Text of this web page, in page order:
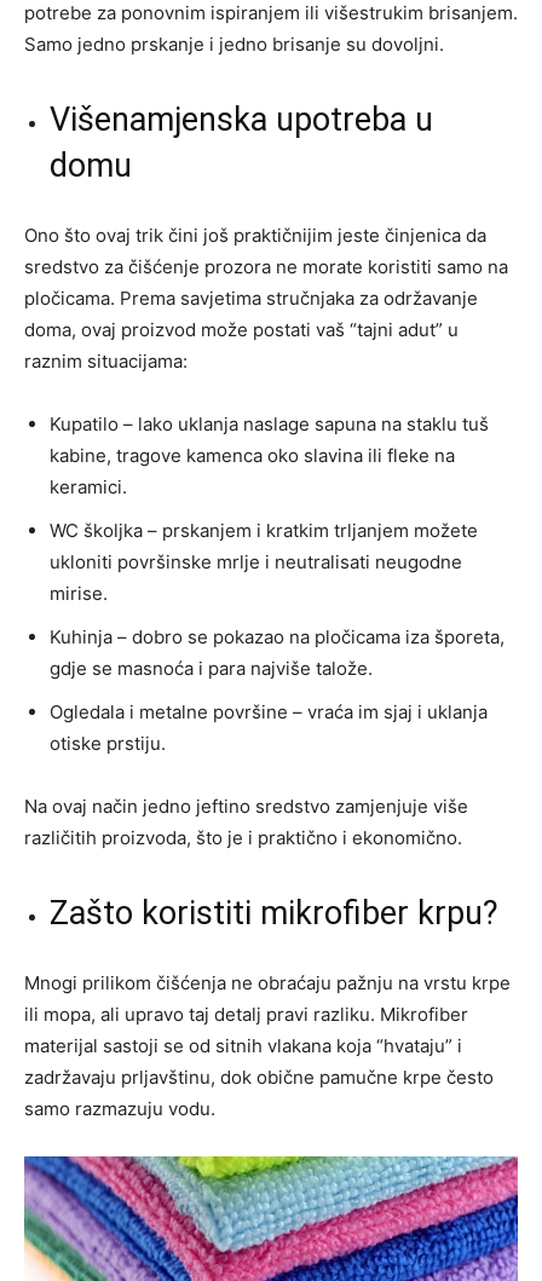
potrebe za ponovnim ispiranjem ili višestrukim brisanjem.
Samo jedno prskanje i jedno brisanje su dovoljni.
Višenamjenska upotreba u
domu
Ono što ovaj trik čini još praktičnijim jeste činjenica da
sredstvo za čišćenje prozora ne morate koristiti samo na
pločicama. Prema savjetima stručnjaka za održavanje
doma, ovaj proizvod može postati vaš “tajni adut” u
raznim situacijama:
Kupatilo – lako uklanja naslage sapuna na staklu tuš
kabine, tragove kamenca oko slavina ili fleke na
keramici.
WC školjka – prskanjem i kratkim trljanjem možete
ukloniti površinske mrlje i neutralisati neugodne
mirise.
Kuhinja – dobro se pokazao na pločicama iza šporeta,
gdje se masnoća i para najviše talože.
Ogledala i metalne površine – vraća im sjaj i uklanja
otiske prstiju.
Na ovaj način jedno jeftino sredstvo zamjenjuje više
različitih proizvoda, što je i praktično i ekonomično.
Zašto koristiti mikrofiber krpu?
Mnogi prilikom čišćenja ne obraćaju pažnju na vrstu krpe
ili mopa, ali upravo taj detalj pravi razliku. Mikrofiber
materijal sastoji se od sitnih vlakana koja “hvataju” i
zadržavaju prljavštinu, dok obične pamučne krpe često
samo razmazuju vodu.